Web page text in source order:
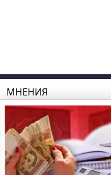
МНЕНИЯ